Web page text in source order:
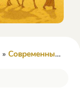
» Современные любовные романы